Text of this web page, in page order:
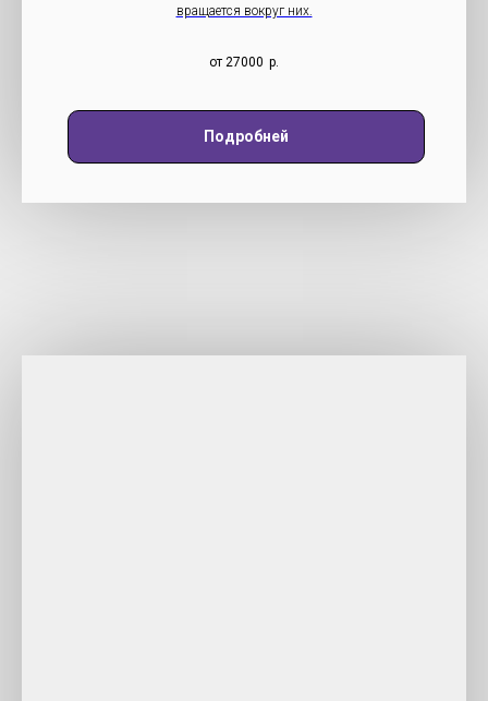
вращается вокруг них.
от 27000 р.
Подробней